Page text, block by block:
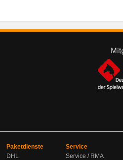
Paketdienste
DHL
Service
Service / RMA